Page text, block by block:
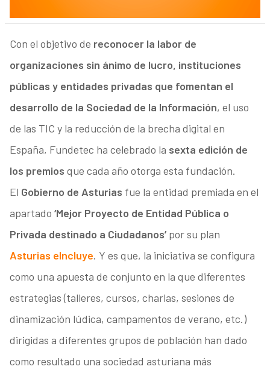
Con el objetivo de reconocer la labor de
organizaciones sin ánimo de lucro, instituciones
públicas y entidades privadas que fomentan el
desarrollo de la Sociedad de la Información, el uso
de las TIC y la reducción de la brecha digital en
España, Fundetec ha celebrado la sexta edición de
los premios que cada año otorga esta fundación.
El Gobierno de Asturias fue la entidad premiada en el
apartado ‘Mejor Proyecto de Entidad Pública o
Privada destinado a Ciudadanos’por su plan
Asturias eIncluye. Y es que, la iniciativa se configura
como una apuesta de conjunto en la que diferentes
estrategias (talleres, cursos, charlas, sesiones de
dinamización lúdica, campamentos de verano, etc.)
dirigidas a diferentes grupos de población han dado
como resultado una sociedad asturiana más